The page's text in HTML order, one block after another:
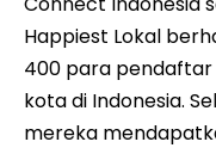
Happiest Lokal
400 para
kota di Indonesia.
mereka